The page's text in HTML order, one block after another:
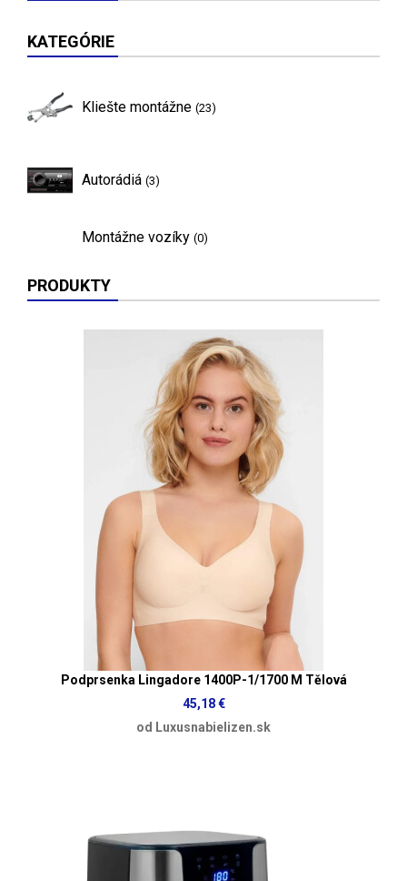
KATEGÓRIE
Kliešte montážne (23)
Autorádiá (3)
Montážne vozíky (0)
PRODUKTY
Podprsenka Lingadore 1400P-1/1700 M Tělová
45,18 €
od Luxusnabielizen.sk